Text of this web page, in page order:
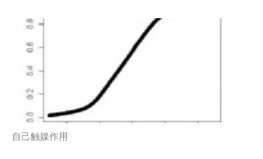
自己触媒作用